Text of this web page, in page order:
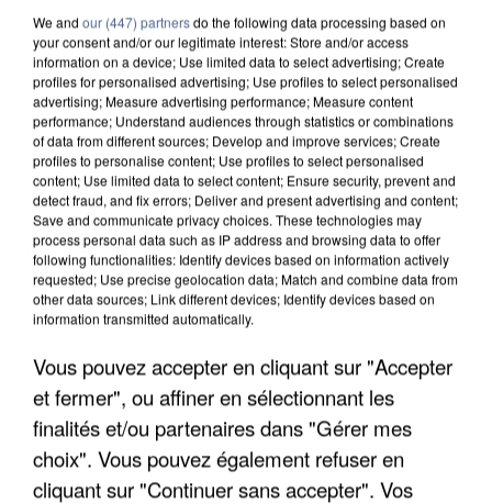
DE FAUNE SAUVAGE SONT...
We and our (447) partnersdo the following data processing based on
your consent and/or our legitimate interest: Store and/or access
information on a device; Use limited data to select advertising; Create
profiles for personalised advertising; Use profiles to select personalised
advertising; Measure advertising performance; Measure content
performance; Understand audiences through statistics or combinations
of data from different sources; Develop and improve services; Create
profiles to personalise content; Use profiles to select personalised
content; Use limited data to select content; Ensure security, prevent and
detect fraud, and fix errors; Deliver and present advertising and content;
Save and communicate privacy choices. These technologies may
process personal data such as IP address and browsing data to offer
following functionalities: Identify devices based on information actively
requested; Use precise geolocation data; Match and combine data from
other data sources; Link different devices; Identify devices based on
information transmitted automatically.
Vous pouvez accepter en cliquant sur "Accepter
et fermer", ou affiner en sélectionnant les
finalités et/ou partenaires dans "Gérer mes
choix". Vous pouvez également refuser en
cliquant sur "Continuer sans accepter". Vos